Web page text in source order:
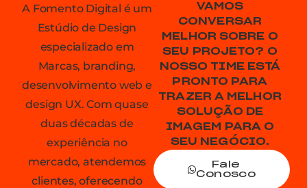
A Fomento Digital é um
Estúdio de Design
especializado em
Marcas, branding,
desenvolvimento web e
design UX. Com quase
duas décadas de
experiência no
mercado, atendemos
clientes, oferecendo
VAMOS
CONVERSAR
MELHOR SOBRE O
SEU PROJETO? O
NOSSO TIME ESTÁ
PRONTO PARA
TRAZER A MELHOR
SOLUÇÃO DE
IMAGEM PARA O
SEU NEGÓCIO.
Fale
Conosco